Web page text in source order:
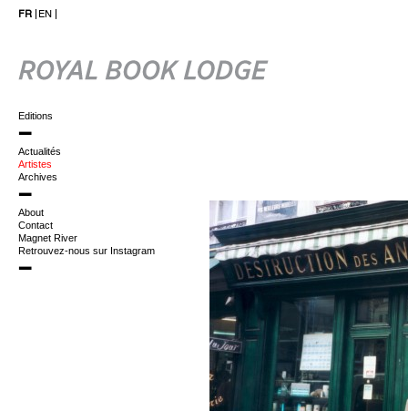
FR EN
Editions
Actualités
Artistes
Archives
About
Contact
Magnet River
Retrouvez-nous sur Instagram